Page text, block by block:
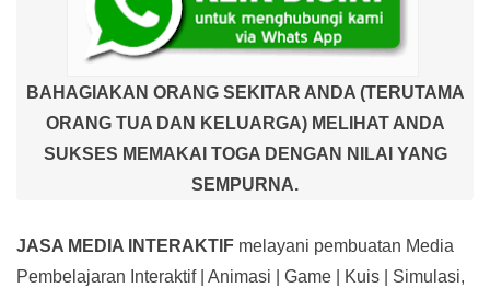
BAHAGIAKAN ORANG SEKITAR ANDA (TERUTAMA
ORANG TUA DAN KELUARGA) MELIHAT ANDA
SUKSES MEMAKAI TOGA DENGAN NILAI YANG
SEMPURNA.
JASA MEDIA INTERAKTIF melayani pembuatan Media
Pembelajaran Interaktif| Animasi | Game | Kuis | Simulasi,